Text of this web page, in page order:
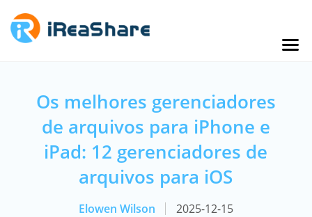
Os melhores gerenciadores
de arquivos para iPhone e
iPad: 12 gerenciadores de
arquivos para iOS
Elowen Wilson 2025-12-15